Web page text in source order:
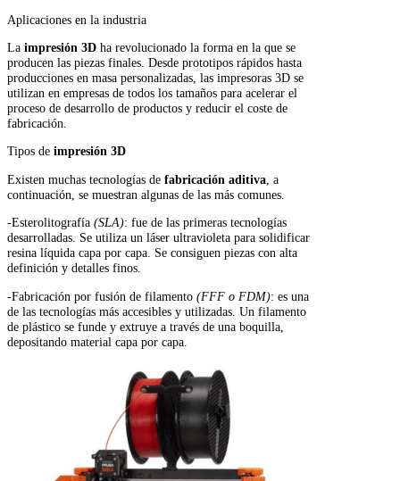
Aplicaciones en la industria
La impresión 3D ha revolucionado la forma en la que se
producen las piezas finales. Desde prototipos rápidos hasta
producciones en masa personalizadas, las impresoras 3D se
utilizan en empresas de todos los tamaños para acelerar el
proceso de desarrollo de productos y reducir el coste de
fabricación.
Tipos de impresión 3D
Existen muchas tecnologías de fabricación aditiva , a
continuación, se muestran algunas de las más comunes.
-Esterolitografía (SLA): fue de las primeras tecnologías
desarrolladas. Se utiliza un láser ultravioleta para solidificar
resina líquida capa por capa. Se consiguen piezas con alta
definición y detalles finos.
-Fabricación por fusión de filamento (FFF o FDM): es una
de las tecnologías más accesibles y utilizadas. Un filamento
de plástico se funde y extruye a través de una boquilla,
depositando material capa por capa.